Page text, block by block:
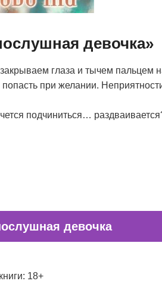
девочка»
глаза и тычем пальцем
при желании.
подчиниться…
девочка
18+